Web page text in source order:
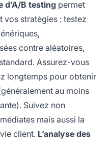
d’A/B testing permet
vos stratégies : testez
contre aléatoires,
Assurez-vous
longtemps pour obtenir
au moins
Suivez non
mais aussi la
client. L’analyse des